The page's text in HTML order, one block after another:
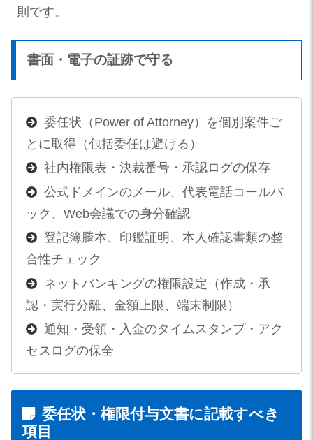
則です。
書面・電子の証跡で守る
委任状（Power of Attorney）を個別案件ご
とに取得（包括委任は避ける）
社内権限表・決裁番号・承認ログの保存
公式ドメインのメール、代表電話コールバ
ック、Web会議での身分確認
登記簿謄本、印鑑証明、本人確認書類の整
合性チェック
ネットバンキングの権限設定（作成・承
認・実行分離、金額上限、端末制限）
通知・受領・入金のタイムスタンプ・アク
セスログの保全
委任状・権限付与文書に記載すべき
項目